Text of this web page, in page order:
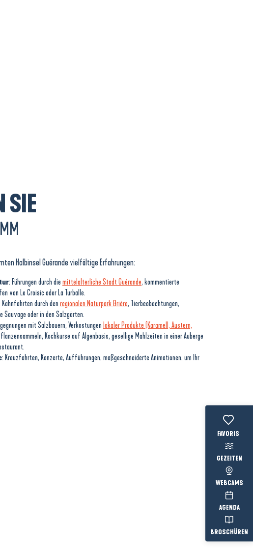
Voir les
GEZEITEN
WEBCAMS
AGENDA
BROSCHÜREN
SIE
Halbinsel Guérande vielfältige Erfahrungen:
: Führungen durch die mittelalterliche Stadt Guérande, kommentierte
von Le Croisic oder La Turballe.
Kahnfahrten durch den regionalen Naturpark Brière, Tierbeobachtungen,
Sauvage oder in den Salzgärten.
mit Salzbauern, Verkostungen lokaler Produkte (Karamell, Austern,
Kochkurse auf Algenbasis, gesellige Mahlzeiten in einer Auberge
: Kreuzfahrten, Konzerte, Aufführungen, maßgeschneiderte Animationen, um Ihr